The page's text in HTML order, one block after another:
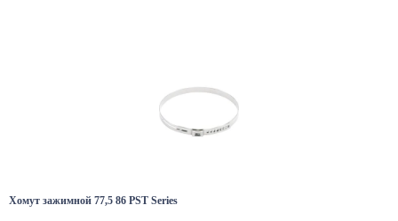
Хомут зажимной 77,5 86 PST Series